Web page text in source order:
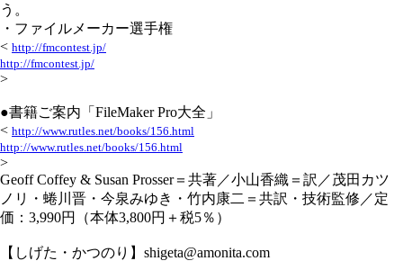
う。
・ファイルメーカー選手権
< http://fmcontest.jp/
http://fmcontest.jp/
>
●書籍ご案内「FileMaker Pro大全」
< http://www.rutles.net/books/156.html
http://www.rutles.net/books/156.html
>
Geoff Coffey & Susan Prosser＝共著／小山香織＝訳／茂田カツ
ノリ・蜷川晋・今泉みゆき・竹内康二＝共訳・技術監修／定
価：3,990円（本体3,800円＋税5％）
【しげた・かつのり】shigeta@amonita.com